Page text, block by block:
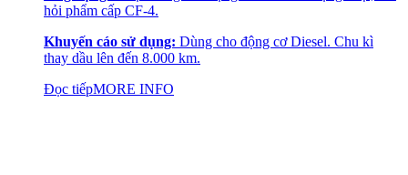
hỏi phẩm cấp CF-4.
Khuyến cáo sử dụng: Dùng cho động cơ Diesel. Chu kì
thay dầu lên đến 8.000 km.
Đọc tiếpMORE INFO